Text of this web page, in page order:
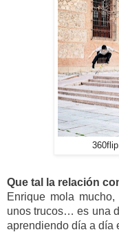
Que tal la relación
Enrique mola
unos trucos… es una
aprendiendo día a día